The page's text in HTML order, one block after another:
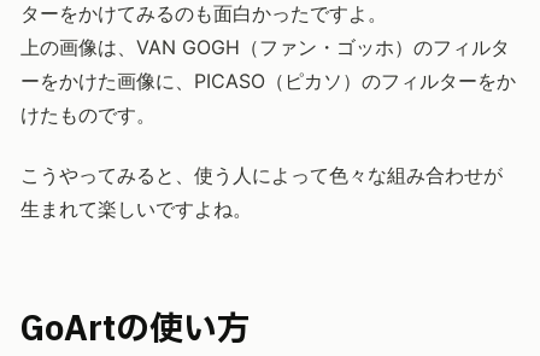
ターをかけてみるのも面白かったですよ。
上の画像は、VAN GOGH（ファン・ゴッホ）のフィルタ
ーをかけた画像に、PICASO（ピカソ）のフィルターをか
けたものです。
こうやってみると、使う人によって色々な組み合わせが
生まれて楽しいですよね。
GoArtの使い方